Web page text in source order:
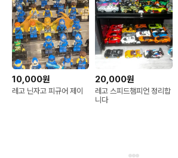
10,000원
레고 닌자고 피규어 제이
20,000원
레고 스피드챔피언 정리합
니다